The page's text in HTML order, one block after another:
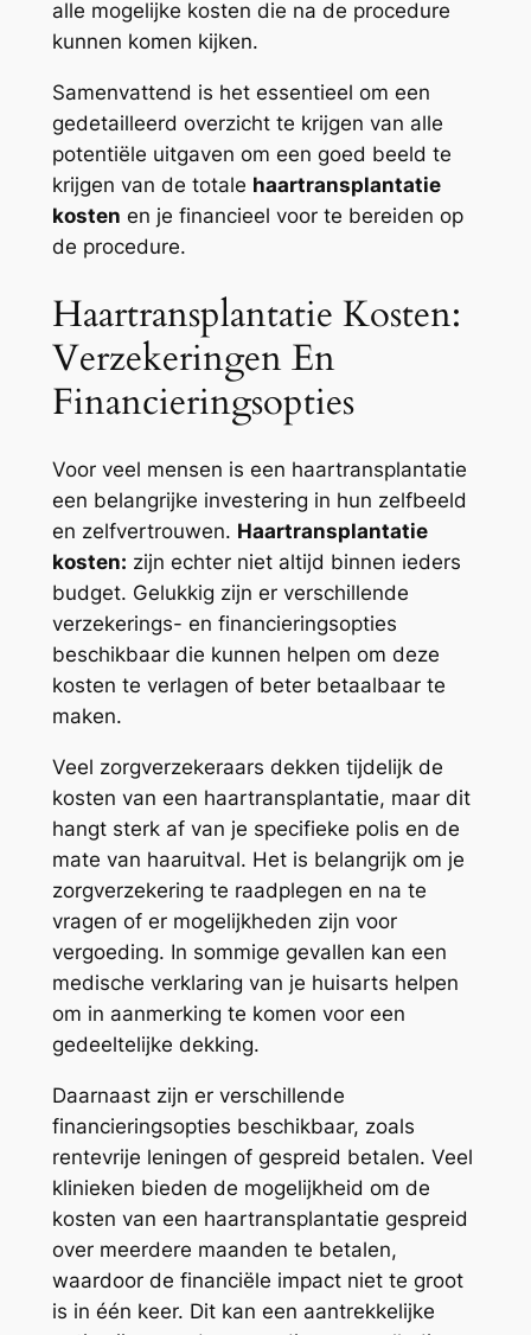
alle mogelijke kosten die na de procedure
kunnen komen kijken.
Samenvattend is het essentieel om een
gedetailleerd overzicht te krijgen van alle
potentiële uitgaven om een goed beeld te
krijgen van de totale haartransplantatie
kosten en je financieel voor te bereiden op
de procedure.
Haartransplantatie Kosten:
Verzekeringen En
Financieringsopties
Voor veel mensen is een haartransplantatie
een belangrijke investering in hun zelfbeeld
en zelfvertrouwen. Haartransplantatie
kosten: zijn echter niet altijd binnen ieders
budget. Gelukkig zijn er verschillende
verzekerings- en financieringsopties
beschikbaar die kunnen helpen om deze
kosten te verlagen of beter betaalbaar te
maken.
Veel zorgverzekeraars dekken tijdelijk de
kosten van een haartransplantatie, maar dit
hangt sterk af van je specifieke polis en de
mate van haaruitval. Het is belangrijk om je
zorgverzekering te raadplegen en na te
vragen of er mogelijkheden zijn voor
vergoeding. In sommige gevallen kan een
medische verklaring van je huisarts helpen
om in aanmerking te komen voor een
gedeeltelijke dekking.
Daarnaast zijn er verschillende
financieringsopties beschikbaar, zoals
rentevrije leningen of gespreid betalen. Veel
klinieken bieden de mogelijkheid om de
kosten van een haartransplantatie gespreid
over meerdere maanden te betalen,
waardoor de financiële impact niet te groot
is in één keer. Dit kan een aantrekkelijke